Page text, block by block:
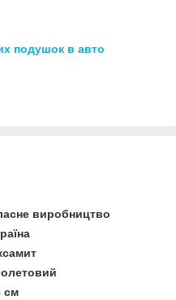
подушок в авто
виробництво
см